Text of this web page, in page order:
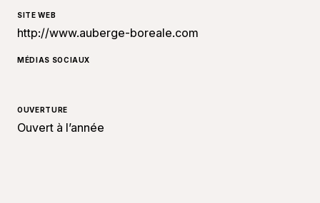
SITE WEB
http://www.auberge-boreale.com
MÉDIAS SOCIAUX
OUVERTURE
Ouvert à l’année